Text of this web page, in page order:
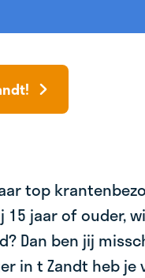
top
jaar of ouder,
Dan ben jij
in t Zandt heb je